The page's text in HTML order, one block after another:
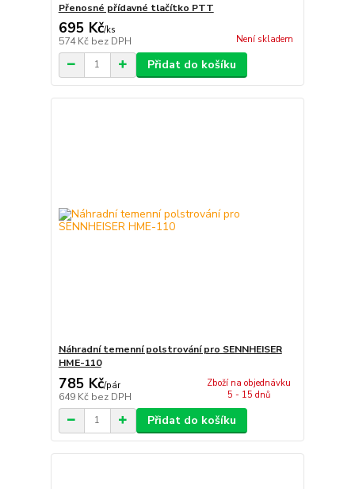
Přenosné přídavné tlačítko PTT
695 Kč/ks
574 Kč bez DPH Není skladem
Přidat do košíku
Náhradní temenní polstrování pro SENNHEISER
HME-110
785 Kč/pár
649 Kč bez DPH
Zboží na objednávku
5 - 15 dnů
Přidat do košíku